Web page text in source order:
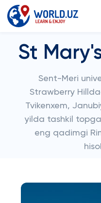
St
Sent-Meri
Strawberry
Tvikenxem,
yilda tashkil
eng qadimgi